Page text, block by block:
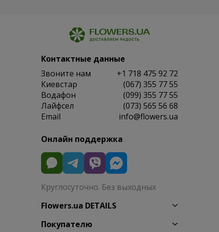
Контактные данные
Звоните нам
+1 718 475 92 72
Киевстар
(067) 355 77 55
Водафон
(099) 355 77 55
Лайфсел
(073) 565 56 68
Email
info@flowers.ua
Онлайн поддержка
Круглосуточно. Без выходных
Flowers.ua DETAILS
Покупателю